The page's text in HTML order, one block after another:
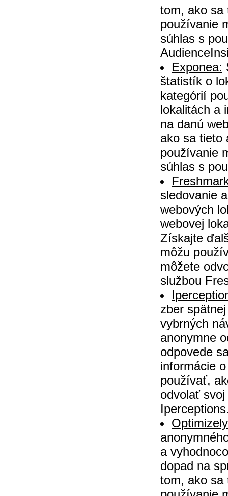
tom, ako sa
používanie
súhlas s
Exponea:
štatistík o
kategórií
lokalitách a
na danú
ako sa tieto
používanie
súhlas s
sledovanie
webových
webovej
Získajte
môžu
môžete
službou
zber
vybrných
anonymne
odpovede
informácie
používať,
odvolať
a
dopad na
tom, ako sa